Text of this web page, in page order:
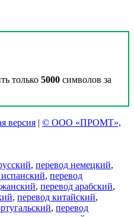
только 5000 символов за
версия | © ООО «ПРОМТ»,
, перевод немецкий,
, перевод
, перевод арабский,
, перевод китайский,
, перевод